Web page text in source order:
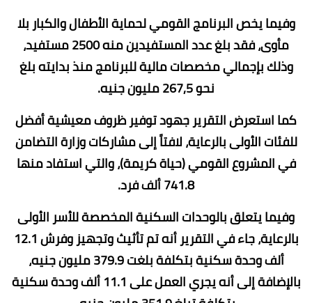
وفيما يخص البرنامج القومي لحماية الأطفال والكبار بلا
مأوى، فقد بلغ عدد المستفيدين منه 2500 مستفيد،
وذلك بإجمالي مخصصات مالية للبرنامج منذ بدايته بلغ
نحو 267,5 مليون جنيه.
كما استعرض التقرير جهود توفير ظروف معيشية أفضل
للفئات الأولى بالرعاية، لافتاً إلى مشاركات وزارة التضامن
في المشروع القومي (حياة كريمة)، والتي استفاد منها
741.8 ألف فرد.
وفيما يتعلق بالوحدات السكنية المخصصة للأسر الأولى
بالرعاية، جاء في التقرير أنه تم تأثيث وتجهيز وفرش 12.1
ألف وحدة سكنية بتكلفة بلغت 379.9 مليون جنيه،
بالإضافة إلى أنه يجري العمل على 11.1 ألف وحدة سكنية